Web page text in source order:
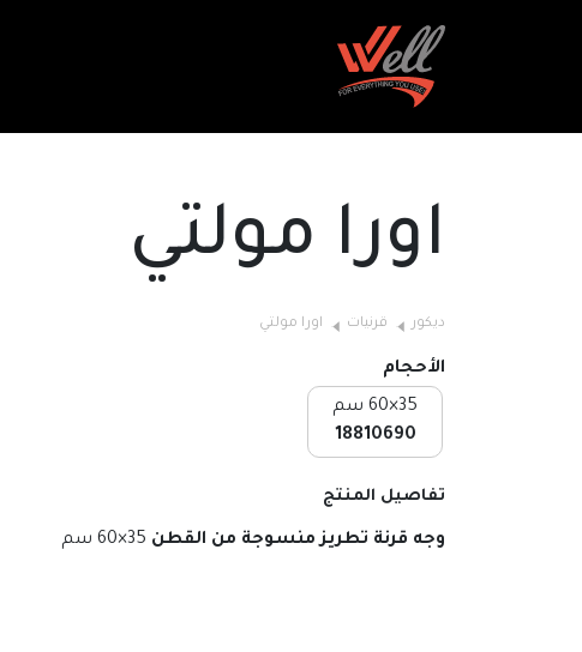
اورا مولتي
ديكور قرنيات اورا مولتي
الأحجام
35×60 سم
18810690
تفاصيل المنتج
وجه قرنة تطريز منسوجة من القطن 35×60 سم